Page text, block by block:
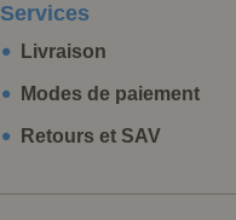
Services
Livraison
Modes de paiement
Retours et SAV